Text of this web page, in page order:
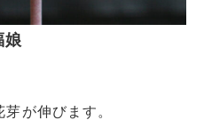
娘
が伸びます。